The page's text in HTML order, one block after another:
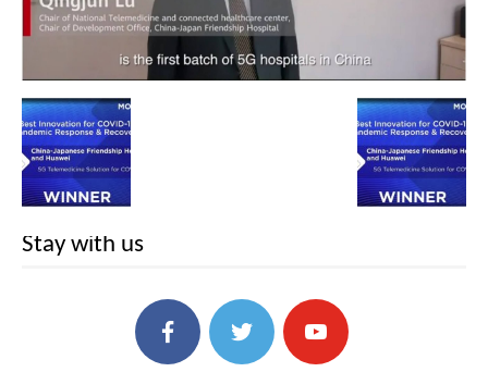
Stay with us